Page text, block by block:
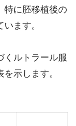
特に胚移植後の
ます。
くルトラール服
示します。